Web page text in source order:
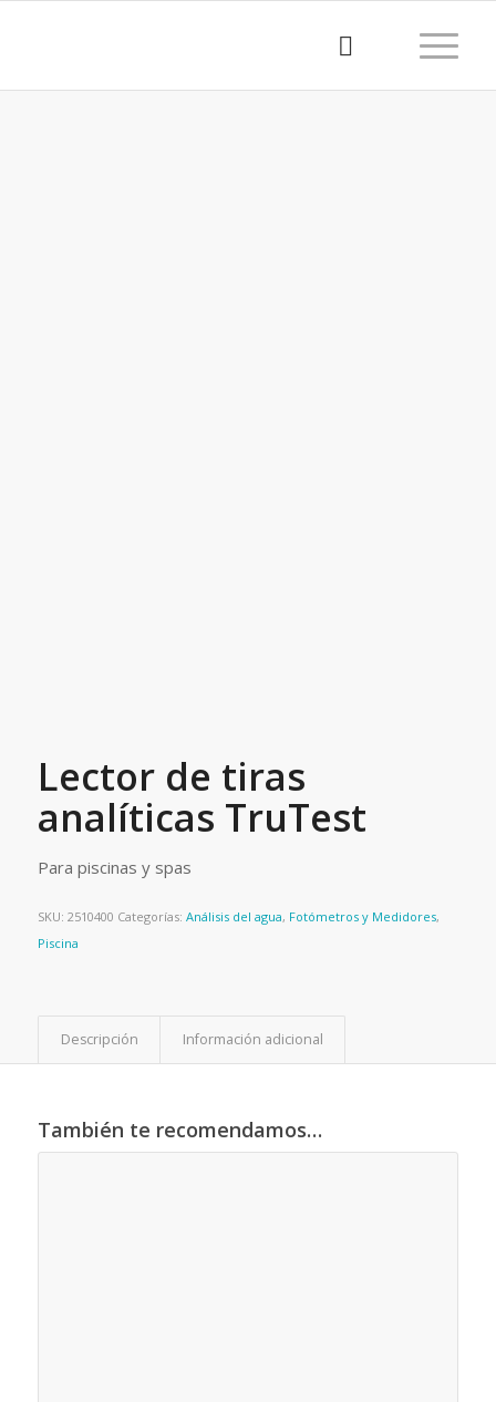
Lector de tiras
analíticas TruTest
Para piscinas y spas
SKU: 2510400 Categorías: Análisis del agua, Fotómetros y Medidores,
Piscina
Descripción Información adicional
También te recomendamos…